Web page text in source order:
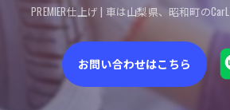
PREMIER仕上げ | 車は山梨県、昭和町の
お問い合わせはこちら